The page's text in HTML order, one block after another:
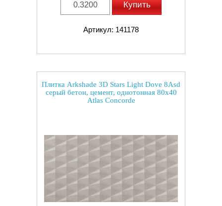
Купить
Артикул: 141178
Плитка Arkshade 3D Stars Light Dove 8Asd
серый бетон, цемент, однотонная 80x40
Atlas Concorde